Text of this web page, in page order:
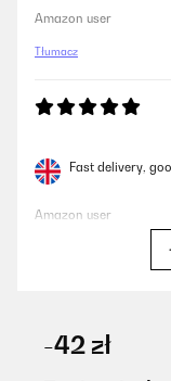
Amazon user
Tłumacz
Fast delivery,
Amazon user
-42 zł